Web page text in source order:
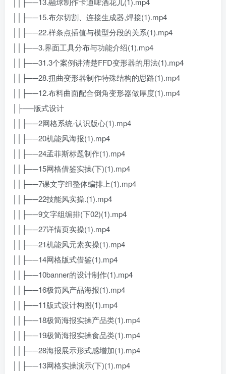
││├──15.布尔切割、连接生成器,焊接(1).mp4
││├──22.样条点插值与模型分段的关系(1).mp4
││├──3.界面工具分布与功能介绍(1).mp4
││├──31.3个案例讲清楚FFD变形器的用法(1).mp4
││├──28.扭曲变形器制作特殊结构的思路(1).mp4
││├──12.布料曲面配合倒角变形器做厚度(1).mp4
│├──版式设计
││├──2网格系统-认识版心(1).mp4
││├──20机能风海报(1).mp4
││├──24孟菲斯标题制作(1).mp4
││├──15网格借鉴实操(下)(1).mp4
││├──7课文字组整体编排上(1).mp4
││├──22技能风实操.(1).mp4
││├──9文字组编排(下02)(1).mp4
││├──27详情页实操(1).mp4
││├──21机能风元素实操(1).mp4
││├──14网格版式借鉴(1).mp4
││├──10banner的设计制作(1).mp4
││├──16极简风产品海报(1).mp4
││├──11版式设计构图(1).mp4
││├──18极简海报实操产品类(1).mp4
││├──19极简海报实操食品类(1).mp4
││├──28海报展示形式感增加(1).mp4
││├──13网格实操演示(下)(1).mp4